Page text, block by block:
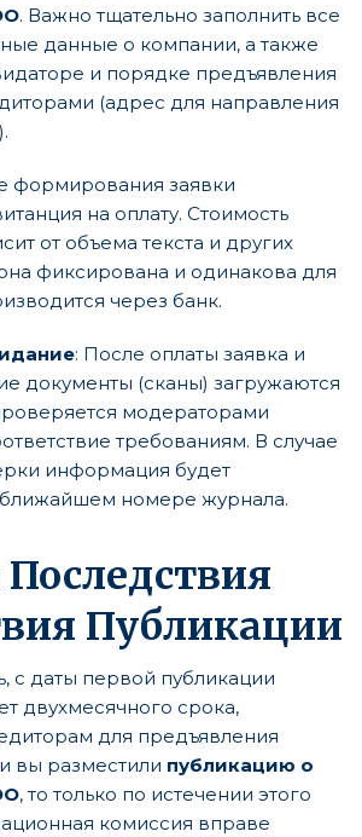
. Важно тщательно заполнить все
данные о компании, а также
и порядке предъявления
(адрес для направления
формирования заявки
на оплату. Стоимость
от объема текста и других
фиксирована и одинакова для
через банк.
: После оплаты заявка и
документы (сканы) загружаются
модераторами
требованиям. В случае
информация будет
номере журнала.
Публикации
с даты первой публикации
двухмесячного срока,
для предъявления
вы разместили публикацию о
, то только по истечении этого
комиссия вправе